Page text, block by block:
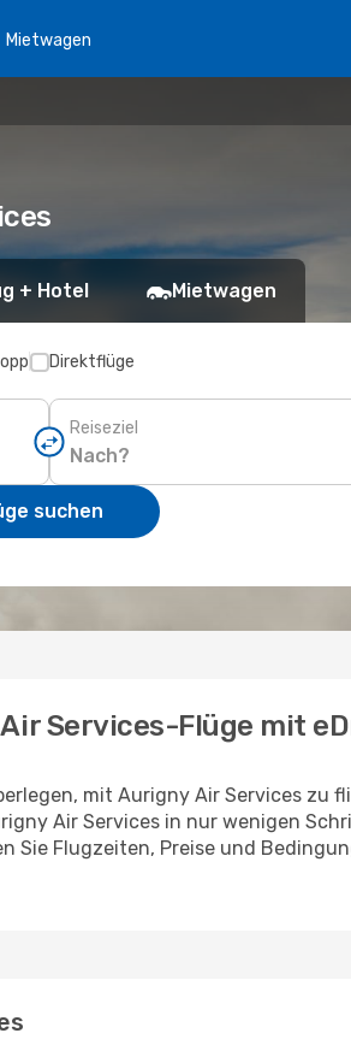
Mietwagen
+ Hotel Mietwagen
Direktflüge
Reiseziel
suchen
Services-Flüge mit
mit Aurigny Air Services zu
Air Services in nur wenigen
Sie Flugzeiten, Preise und